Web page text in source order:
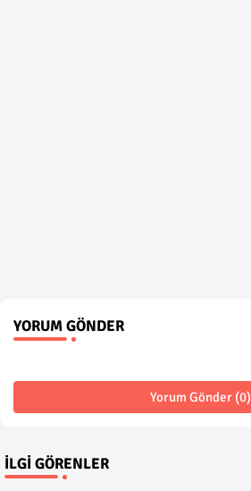
YORUM GÖNDER
Yorum Gönder (0)
İLGI GÖRENLER